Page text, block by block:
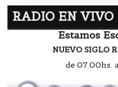
RADIO EN VIVO
Estamos
NUEVO SIGLO
de 07.00hs.